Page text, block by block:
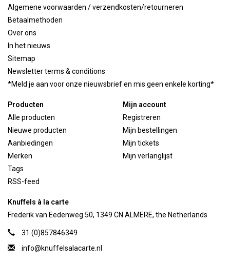
Algemene voorwaarden / verzendkosten/retourneren
Betaalmethoden
Over ons
In het nieuws
Sitemap
Newsletter terms & conditions
*Meld je aan voor onze nieuwsbrief en mis geen enkele korting*
Producten
Alle producten
Nieuwe producten
Aanbiedingen
Merken
Tags
RSS-feed
Mijn account
Registreren
Mijn bestellingen
Mijn tickets
Mijn verlanglijst
Knuffels à la carte
Frederik van Eedenweg 50, 1349 CN ALMERE, the Netherlands
31 (0)857846349
info@knuffelsalacarte.nl